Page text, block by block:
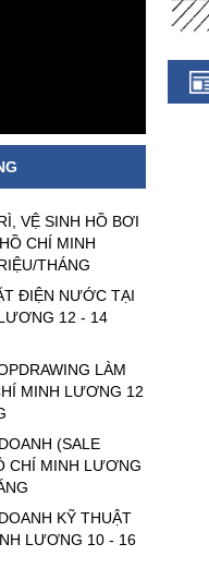
VỆ SINH HỒ BƠI
CHÍ MINH
THÁNG
ĐIỆN NƯỚC TẠI
12 - 14
LÀM
MINH LƯƠNG 12
(SALE
CHÍ MINH LƯƠNG
KỸ THUẬT
LƯƠNG 10 - 16